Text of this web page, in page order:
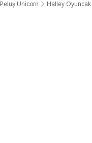
Peluş Unicorn Halley